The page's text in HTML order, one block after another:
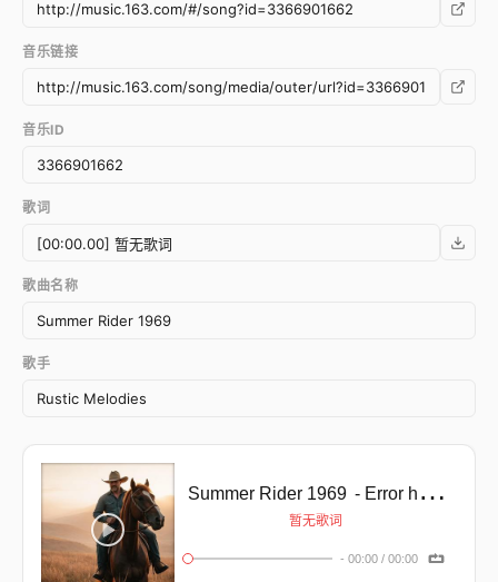
音乐链接
音乐ID
歌词
歌曲名称
歌手
Summer Rider 1969 - Error happens ╥﹏╥
暂无歌词
- 00:00 / 00:00